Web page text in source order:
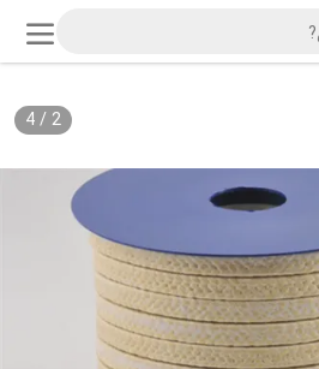
2
/
4